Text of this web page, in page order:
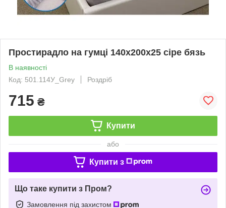
Простирадло на гумці 140х200х25 сіре бязь
В наявності
Код: 501.114У_Grey
Роздріб
715 ₴
Купити
або
Купити з
Що таке купити з Пром?
Замовлення під захистом